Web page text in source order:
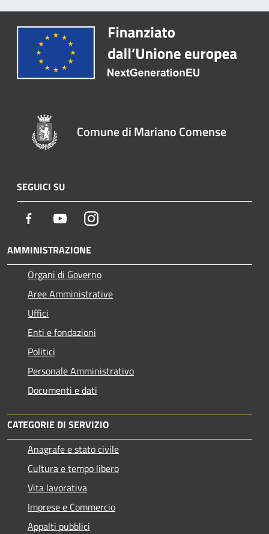
Comune di Mariano Comense
SEGUICI SU
Facebook YoutubeInstagram
AMMINISTRAZIONE
Organi di Governo
Aree Amministrative
Uffici
Enti e fondazioni
Politici
Personale Amministrativo
Documenti e dati
CATEGORIE DI SERVIZIO
Anagrafe e stato civile
Cultura e tempo libero
Vita lavorativa
Imprese e Commercio
Appalti pubblici